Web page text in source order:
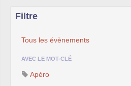
Filtre
Tous les évènements
AVEC LE MOT-CLÉ
Apéro